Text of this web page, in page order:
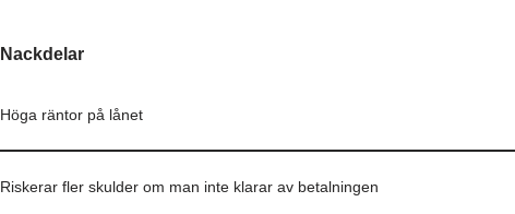
Nackdelar
Höga räntor på lånet
Riskerar fler skulder om man inte klarar av betalningen